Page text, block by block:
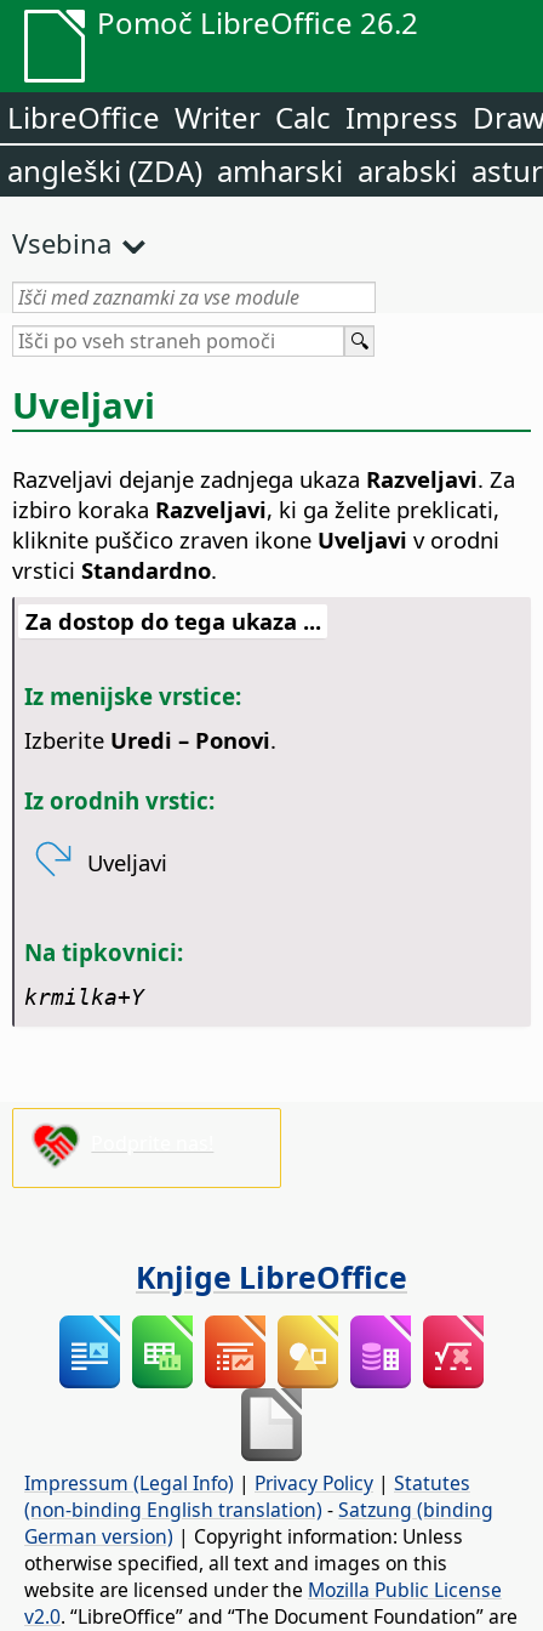
Pomoč LibreOffice 26.2
LibreOffice Writer Calc Impress
angleški (ZDA) amharski arabski
Vsebina
Uveljavi
Razveljavi dejanje zadnjega ukaza Razveljavi. Za
izbiro koraka Razveljavi, ki ga želite preklicati,
kliknite puščico zraven ikone Uveljavi v orodni
vrstici Standardno.
Za dostop do tega ukaza ...
Iz menijske vrstice:
Izberite Uredi – Ponovi.
Iz orodnih vrstic:
Uveljavi
Na tipkovnici:
krmilka+Y
Knjige LibreOffice
Impressum (Legal Info) | Privacy Policy | Statutes
(non-binding English translation) -Satzung (binding
German version) | Copyright information: Unless
otherwise specified, all text and images on this
website are licensed under the Mozilla Public License
v2.0. “LibreOffice” and “The Document Foundation” are